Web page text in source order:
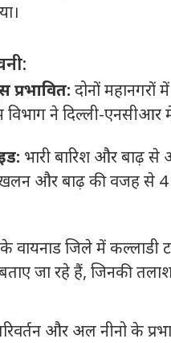
दोनों महानगरों
विभाग ने दिल्ली-एनसीआर
भारी बारिश और बाढ़
और बाढ़ की वजह से 4
वायनाड जिले में कल्लाडी
जा रहे हैं, जिनकी
और अल नीनो के